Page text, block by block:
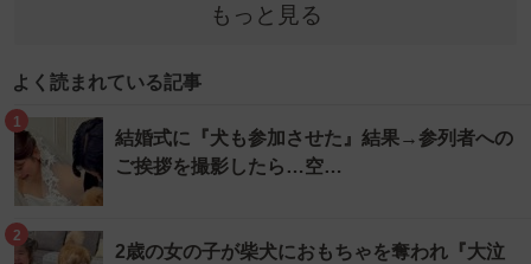
もっと見る
よく読まれている記事
1
結婚式に『犬も参加させた』結果→参列者への
ご挨拶を撮影したら…空…
2
2歳の女の子が柴犬におもちゃを奪われ『大泣